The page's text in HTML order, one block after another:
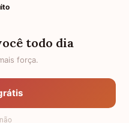
Mundo
todo dia
força.